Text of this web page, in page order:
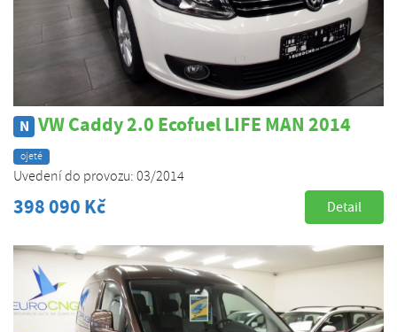
N VW Caddy 2.0 Ecofuel LIFE MAN 2014
ojeté
Uvedení do provozu: 03/2014
398 090 Kč Detail